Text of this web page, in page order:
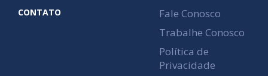
CONTATO
Fale Conosco
Trabalhe Conosco
Política de
Privacidade